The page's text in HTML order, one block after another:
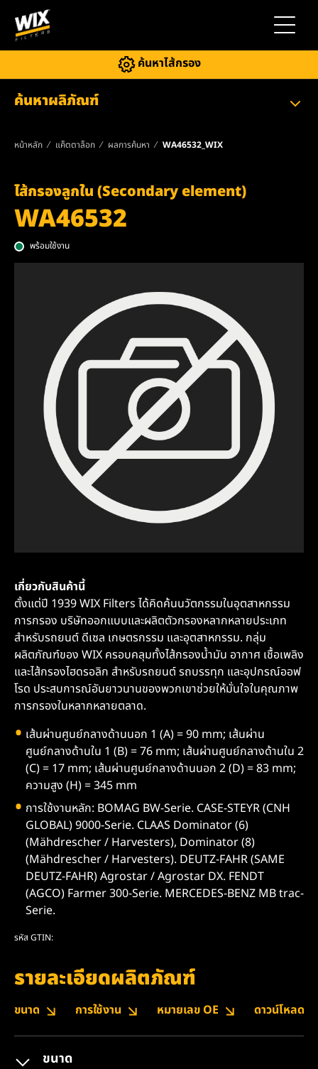
สลับการ
ค้นหาไส้กรอง
ค้นหาผลิภัณฑ์
หน้าหลัก แค็ตตาล็อก ผลการค้นหา WA46532_WIX
ไส้กรองลูกใน (Secondary element)
WA46532
พร้อมใช้งาน
เกี่ยวกับสินค้านี้
ตั้งแต่ปี 1939 WIX Filters ได้คิดค้นนวัตกรรมในอุตสาหกรรม
การกรอง บริษัทออกแบบและผลิตตัวกรองหลากหลายประเภท
สำหรับรถยนต์ ดีเซล เกษตรกรรม และอุตสาหกรรม. กลุ่ม
ผลิตภัณฑ์ของ WIX ครอบคลุมทั้งไส้กรองน้ำมัน อากาศ เชื้อเพลิง
และไส้กรองไฮดรอลิก สำหรับรถยนต์ รถบรรทุก และอุปกรณ์ออฟ
โรด ประสบการณ์อันยาวนานของพวกเขาช่วยให้มั่นใจในคุณภาพ
การกรองในหลากหลายตลาด.
เส้นผ่านศูนย์กลางด้านนอก 1 (A) = 90 mm; เส้นผ่าน
ศูนย์กลางด้านใน 1 (B) = 76 mm; เส้นผ่านศูนย์กลางด้านใน 2
(C) = 17 mm; เส้นผ่านศูนย์กลางด้านนอก 2 (D) = 83 mm;
ความสูง (H) = 345 mm
การใช้งานหลัก: BOMAG BW-Serie. CASE-STEYR (CNH
GLOBAL) 9000-Serie. CLAAS Dominator (6)
(Mähdrescher / Harvesters), Dominator (8)
(Mähdrescher / Harvesters). DEUTZ-FAHR (SAME
DEUTZ-FAHR) Agrostar / Agrostar DX. FENDT
(AGCO) Farmer 300-Serie. MERCEDES-BENZ MB trac-
Serie.
รหัส GTIN:
รายละเอียดผลิตภัณฑ์
ขนาด การใช้งาน หมายเลข OE ดาวน์โหลด
ขนาด